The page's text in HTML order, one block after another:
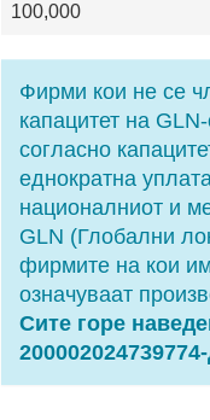
100,000
Фирми кои не се
капацитет на
согласно
еднократна
националниот и
GLN (Глобални
фирмите на кои
означуваат
Сите горе